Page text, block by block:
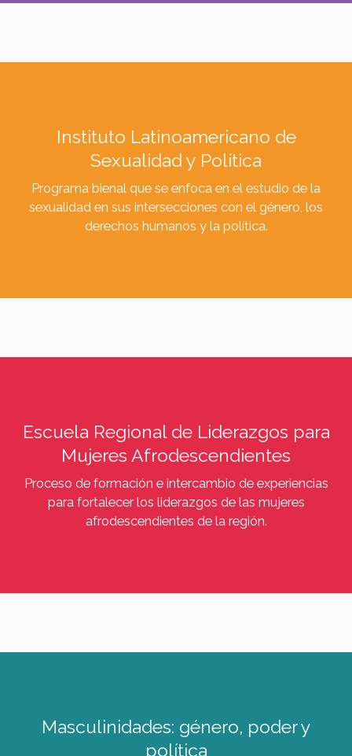
Instituto Latinoamericano de
Sexualidad y Política
Programa bienal que se enfoca en el estudio de la
sexualidad en sus intersecciones con el género, los
derechos humanos y la política.
Escuela Regional de Liderazgos para
Mujeres Afrodescendientes
Proceso de formación e intercambio de experiencias
para fortalecer los liderazgos de las mujeres
afrodescendientes de la región.
Masculinidades: género, poder y
política